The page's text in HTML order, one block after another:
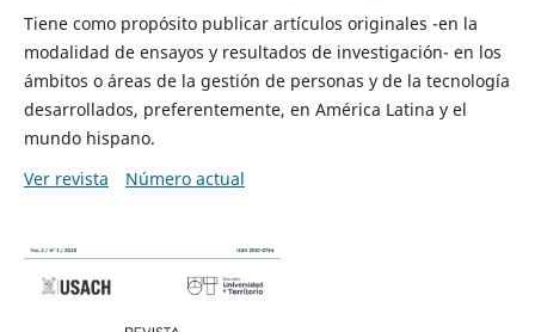
Tiene como propósito publicar artículos originales -en la
modalidad de ensayos y resultados de investigación- en los
ámbitos o áreas de la gestión de personas y de la tecnología
desarrollados, preferentemente, en América Latina y el
mundo hispano.
Ver revista
Número actual